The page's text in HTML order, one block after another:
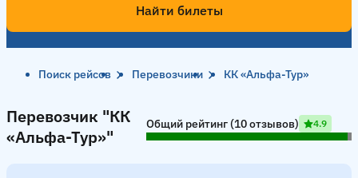
Найти билеты
Поиск рейсов Перевозчики КК «Альфа-Тур»
Перевозчик "КК «Альфа-Тур»"
Перевозчик "КК
«Альфа-Тур»"
Общий рейтинг (10 отзывов) 4.9